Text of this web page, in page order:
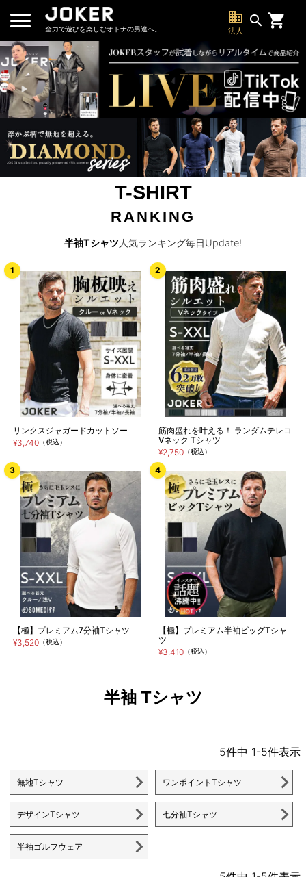
全力で遊びを楽しむオトナの男達へ。
business
法人
search
T-SHIRT
RANKING
半袖Tシャツ 人気ランキング毎日Update!
リンクスジャガードカットソー
¥3,740（税込）
筋肉盛れを叶える！ ランダムテレコ
Vネック Tシャツ
¥2,750（税込）
【極】プレミアム7分袖Tシャツ
¥3,520（税込）
【極】プレミアム半袖ビッグTシャ
ツ
¥3,410（税込）
半袖 Tシャツ
5件中 1-5件表示
無地Tシャツ ワンポイントTシャツ
デザインTシャツ 七分袖Tシャツ
半袖ゴルフウェア